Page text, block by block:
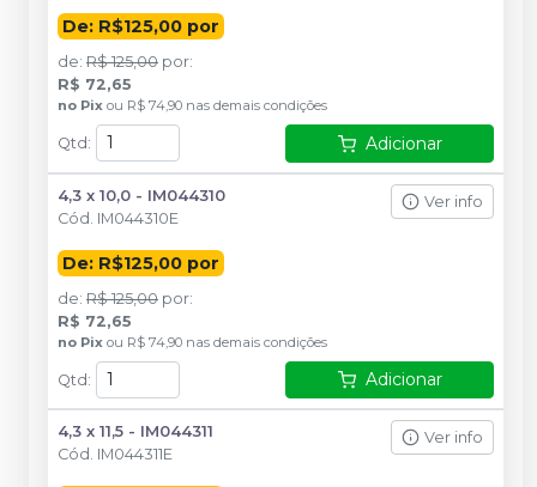
De: R$125,00 por
de: R$ 125,00 por:
R$ 72,65
no Pix ou R$ 74,90 nas demais condições
Qtd : Adicionar
4,3 x 10,0 - IM044310
Cód. IM044310E
Ver info
De: R$125,00 por
de: R$ 125,00 por:
R$ 72,65
no Pix ou R$ 74,90 nas demais condições
Qtd: Adicionar
4,3 x 11,5 - IM044311
Cód. IM044311E
Ver info